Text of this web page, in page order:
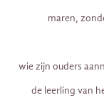
maren,
wie zijn ouders
de leerling van